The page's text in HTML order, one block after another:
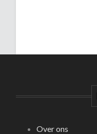
Over ons